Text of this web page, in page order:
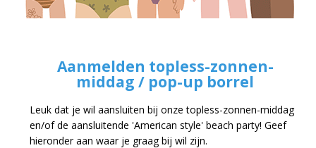
Aanmelden topless-zonnen-
middag / pop-up borrel
Leuk dat je wil aansluiten bij onze topless-zonnen-middag
en/of de aansluitende 'American style' beach party! Geef
hieronder aan waar je graag bij wil zijn.